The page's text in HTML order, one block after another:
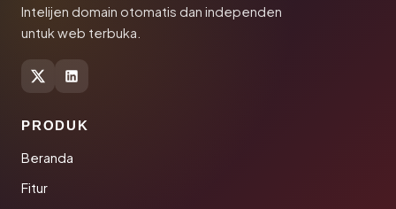
Intelijen domain otomatis dan independen
untuk web terbuka.
PRODUK
Beranda
Fitur